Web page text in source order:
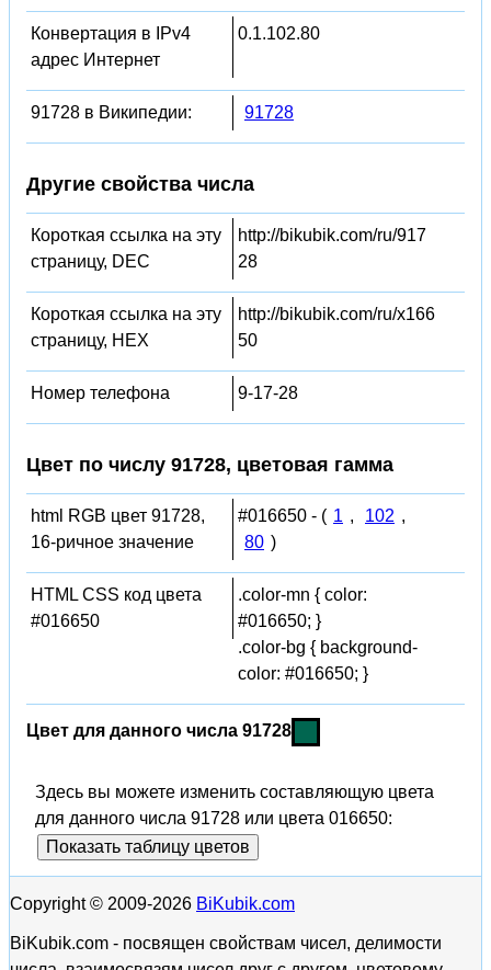
Конвертация в IPv4
адрес Интернет
0.1.102.80
91728 в Википедии: 91728
Другие свойства числа
Короткая ссылка на эту
страницу, DEC
http://bikubik.com/ru/917
28
Короткая ссылка на эту
страницу, HEX
http://bikubik.com/ru/x166
50
Номер телефона 9-17-28
Цвет по числу 91728, цветовая гамма
html RGB цвет 91728,
16-ричное значение
#016650 - ( 1 , 102 ,
80 )
HTML CSS код цвета
#016650
.color-mn { color:
#016650; }
.color-bg { background-
color: #016650; }
Цвет для данного числа 91728
Здесь вы можете изменить составляющую цвета
для данного числа 91728 или цвета 016650:
Показать таблицу цветов
Copyright © 2009-2026 BiKubik.com
BiKubik.com - посвящен свойствам чисел, делимости